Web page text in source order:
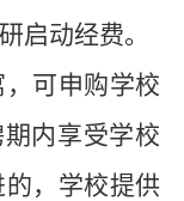
启动经费。
可申购学校
内享受学校
，学校提供